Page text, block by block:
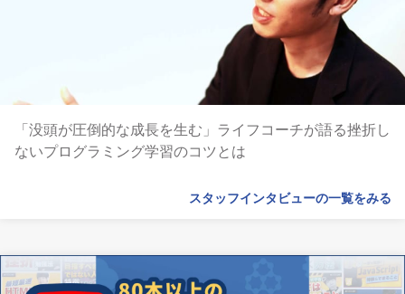
「没頭が圧倒的な成長を生む」ライフコーチが語る挫折し
ないプログラミング学習のコツとは
スタッフインタビューの一覧をみる